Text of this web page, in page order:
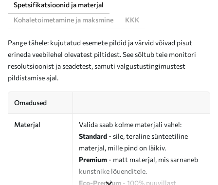
Spetsifikatsioonid ja materjal
Kohaletoimetamine ja maksmine
KKK
Pange tähele: kujutatud esemete pildid ja värvid võivad pisut
erineda veebilehel olevatest piltidest. See sõltub teie monitori
resolutsioonist ja seadetest, samuti valgustustingimustest
pildistamise ajal.
Omadused
Materjal
Valida saab kolme materjali vahel:
Standard - sile, teraline sünteetiline
materjal, mille pind on läikiv.
Premium - matt materjal, mis sarnaneb
kunstnike lõuenditele.
Eco-Premium - 100% puuvillast